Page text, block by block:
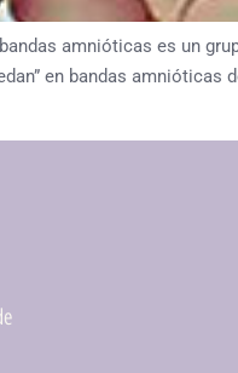
amnióticas es un
en bandas